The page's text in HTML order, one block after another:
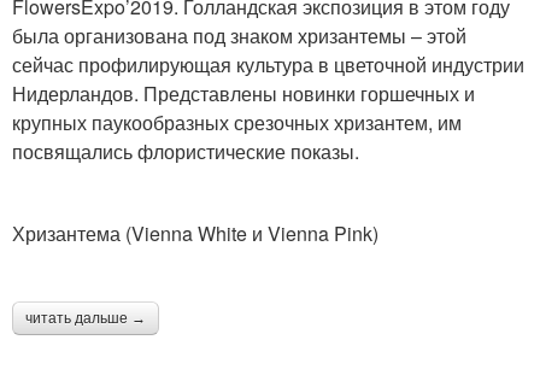
FlowersExpo’2019. Голландская экспозиция в этом году
была организована под знаком хризантемы – этой
сейчас профилирующая культура в цветочной индустрии
Нидерландов. Представлены новинки горшечных и
крупных паукообразных срезочных хризантем, им
посвящались флористические показы.
Хризантема (Vienna White и Vienna Pink)
читать дальше →